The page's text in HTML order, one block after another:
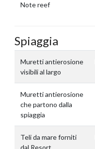
Note reef
Spiaggia
Muretti antierosione
visibili al largo
Muretti antierosione
che partono dalla
spiaggia
Teli da mare forniti
dal Resort